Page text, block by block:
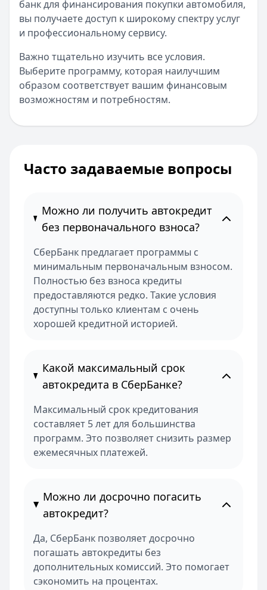
банк для финансирования покупки автомобиля,
вы получаете доступ к широкому спектру услуг
и профессиональному сервису.
Важно тщательно изучить все условия.
Выберите программу, которая наилучшим
образом соответствует вашим финансовым
возможностям и потребностям.
Часто задаваемые вопросы
Можно ли получить автокредит
без первоначального взноса?
СберБанк предлагает программы с
минимальным первоначальным взносом.
Полностью без взноса кредиты
предоставляются редко. Такие условия
доступны только клиентам с очень
хорошей кредитной историей.
Какой максимальный срок
автокредита в СберБанке?
Максимальный срок кредитования
составляет 5 лет для большинства
программ. Это позволяет снизить размер
ежемесячных платежей.
Можно ли досрочно погасить
автокредит?
Да, СберБанк позволяет досрочно
погашать автокредиты без
дополнительных комиссий. Это помогает
сэкономить на процентах.